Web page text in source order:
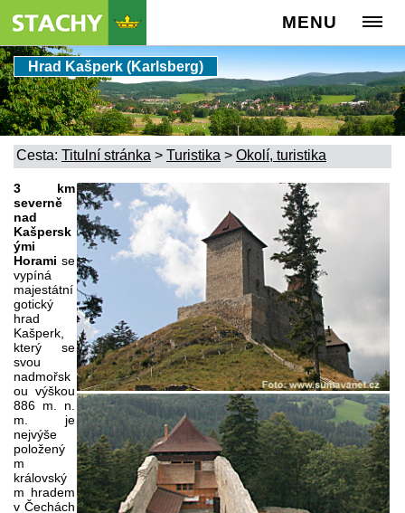
MENU
Hrad Kašperk (Karlsberg)
Cesta: Titulní stránka > Turistika > Okolí, turistika
3 km
severně
nad
Kašpersk
ými
Horami se
vypíná
majestátní
gotický
hrad
Kašperk,
který se
svou
nadmořsk
ou výškou
886 m. n.
m. je
nejvýše
položený
m
královský
m hradem
v Čechách